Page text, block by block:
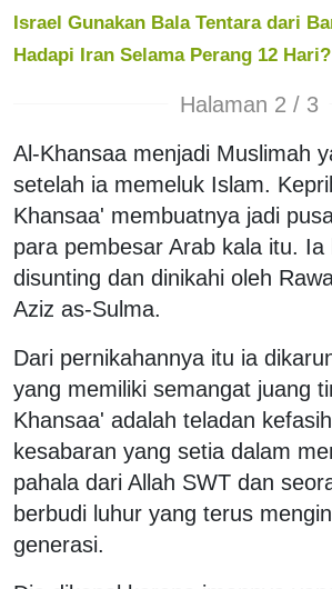
Israel Gunakan Bala Tentara dari
Hadapi Iran Selama Perang 12 Hari?
Halaman 2 / 3
Al-Khansaa menjadi Muslimah
setelah ia memeluk Islam.
Khansaa' membuatnya jadi
para pembesar Arab kala itu. Ia
disunting dan dinikahi oleh
Aziz as-Sulma.
Dari pernikahannya itu ia
yang memiliki semangat juang
Khansaa' adalah teladan
kesabaran yang setia dalam
pahala dari Allah SWT dan
berbudi luhur yang terus
generasi.